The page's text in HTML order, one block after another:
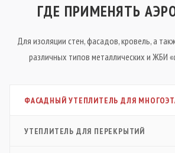
ГДЕ ПРИМЕНЯТЬ
Для изоляции стен, фасадов, кровель, а
различных типов металлических и ЖБИ
ФАСАДНЫЙ УТЕПЛИТЕЛЬ ДЛЯ
УТЕПЛИТЕЛЬ ДЛЯ ПЕРЕКРЫТИЙ